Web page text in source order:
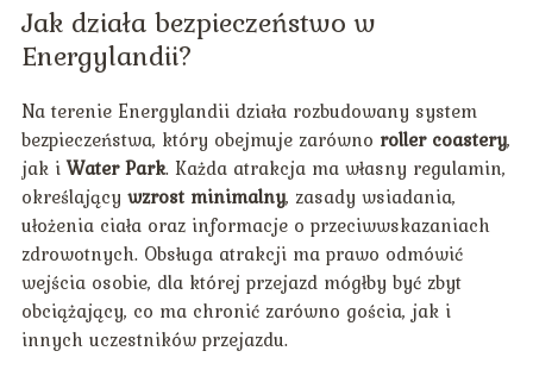
Jak działa bezpieczeństwo w
Energylandii?
Na terenie Energylandii działa rozbudowany system
bezpieczeństwa, który obejmuje zarówno roller coastery,
jak iWater Park. Każda atrakcja ma własny regulamin,
określający wzrost minimalny, zasady wsiadania,
ułożenia ciała oraz informacje o przeciwwskazaniach
zdrowotnych. Obsługa atrakcji ma prawo odmówić
wejścia osobie, dla której przejazd mógłby być zbyt
obciążający, co ma chronić zarówno gościa, jak i
innych uczestników przejazdu.